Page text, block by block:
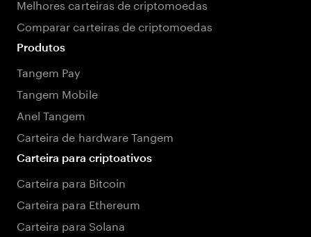
Melhores carteiras de criptomoedas
Comparar carteiras de criptomoedas
Produtos
Tangem Pay
Tangem Mobile
Anel Tangem
Carteira de hardware Tangem
Carteira para criptoativos
Carteira para Bitcoin
Carteira para Ethereum
Carteira para Solana